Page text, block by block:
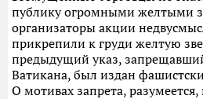
публику огромными желтыми
организаторы акции
прикрепили к груди желтую
предыдущий указ,
Ватикана, был издан
О мотивах запрета,